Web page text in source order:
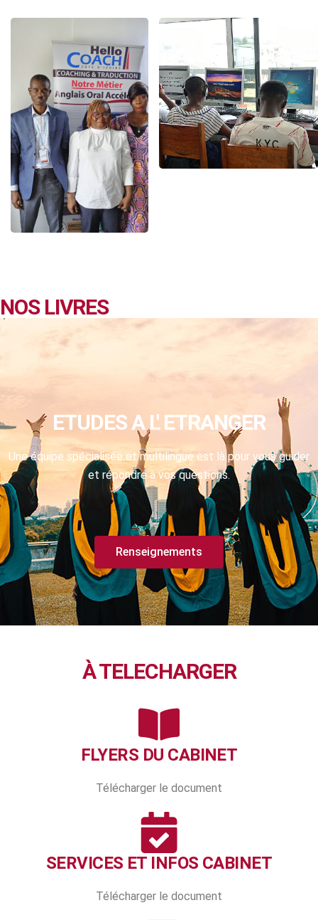
NOS LIVRES
ETUDES A L' ETRANGER
Une équipe spécialisée et multilingue est là pour vous guider
et répondre à vos questions.
Renseignements
À TELECHARGER
FLYERS DU CABINET
Télécharger le document
SERVICES ET INFOS CABINET
Télécharger le document